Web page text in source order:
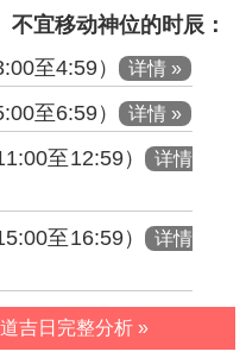
宜移动神位的时辰：
至4:59）
详情 »
至6:59） 详情 »
至12:59）
详情
至16:59）
详情
吉日完整分析 »